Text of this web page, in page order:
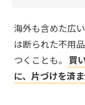
海外も含めた広
は断られた不用
つくことも。 買
に、片づけを済